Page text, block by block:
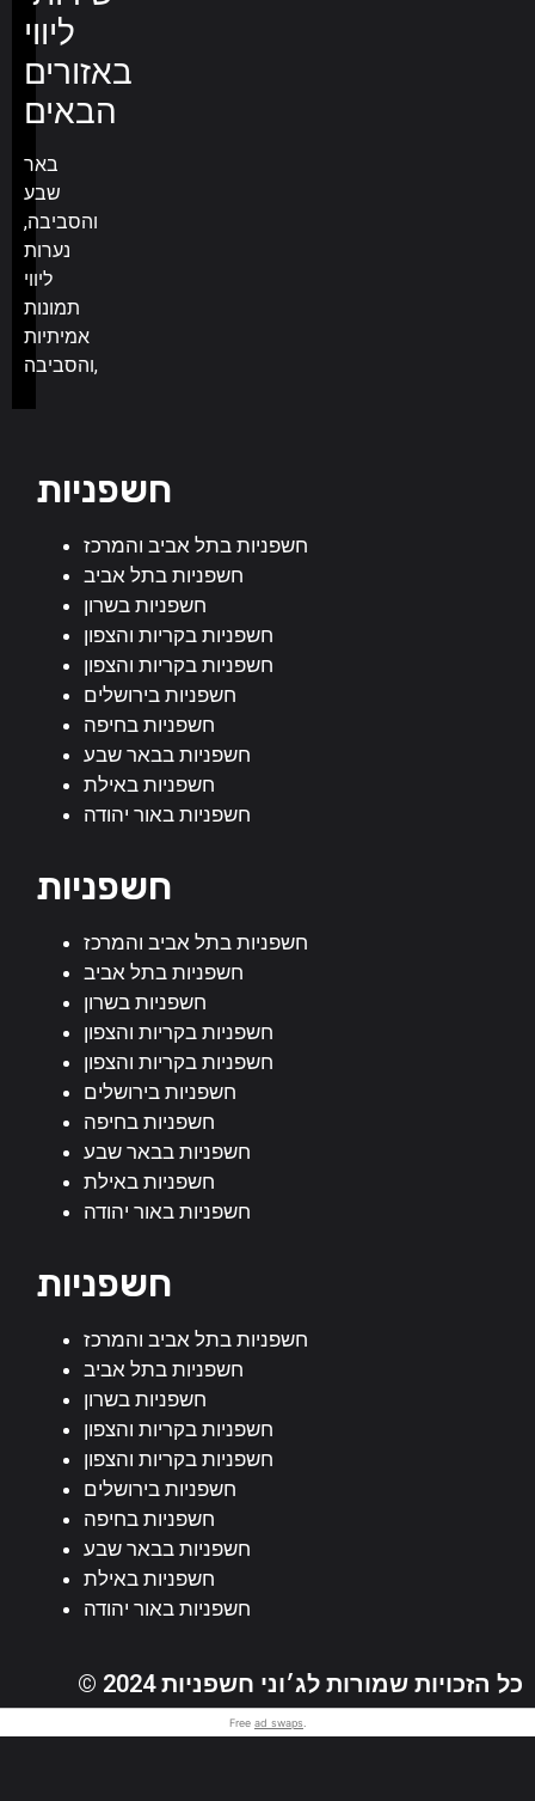
ליווי
באזורים
הבאים
באר
שבע
והסביבה,
נערות
ליווי
תמונות
אמיתיות
והסביבה,
חשפניות
חשפניות בתל אביב והמרכז
חשפניות בתל אביב
חשפניות בשרון
חשפניות בקריות והצפון
חשפניות בקריות והצפון
חשפניות בירושלים
חשפניות בחיפה
חשפניות בבאר שבע
חשפניות באילת
חשפניות באור יהודה
חשפניות
חשפניות בתל אביב והמרכז
חשפניות בתל אביב
חשפניות בשרון
חשפניות בקריות והצפון
חשפניות בקריות והצפון
חשפניות בירושלים
חשפניות בחיפה
חשפניות בבאר שבע
חשפניות באילת
חשפניות באור יהודה
חשפניות
חשפניות בתל אביב והמרכז
חשפניות בתל אביב
חשפניות בשרון
חשפניות בקריות והצפון
חשפניות בקריות והצפון
חשפניות בירושלים
חשפניות בחיפה
חשפניות בבאר שבע
חשפניות באילת
חשפניות באור יהודה
© 2024 כל הזכויות שמורות לג׳וני חשפניות
Free ad swaps.